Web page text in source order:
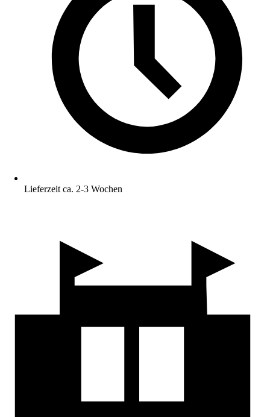
Lieferzeit ca. 2-3 Wochen